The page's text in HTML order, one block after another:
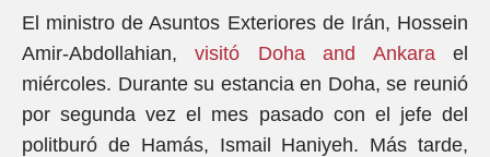
El ministro de Asuntos Exteriores de Irán, Hossein
Amir-Abdollahian,visitó Doha and Ankarael
miércoles. Durante su estancia en Doha, se reunió
por segunda vez el mes pasado con el jefe del
politburó de Hamás, Ismail Haniyeh. Más tarde,